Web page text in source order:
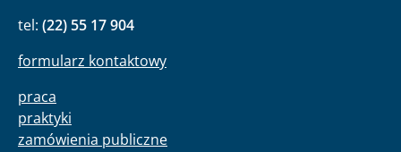
tel: (22) 55 17 904
formularz kontaktowy
praca
praktyki
zamówienia publiczne